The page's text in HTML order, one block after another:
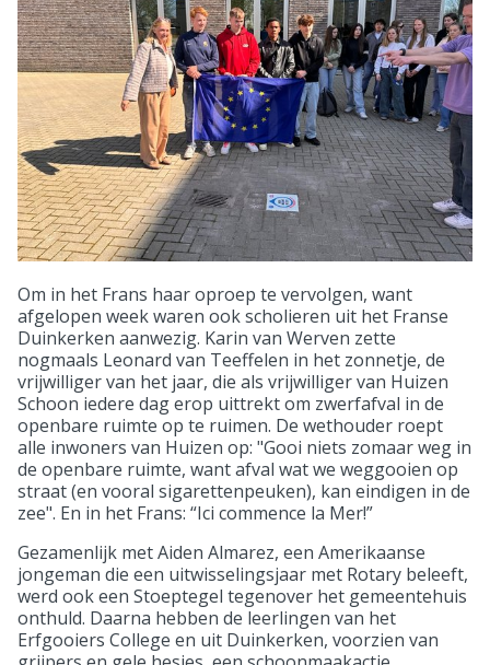
Om in het Frans haar oproep te vervolgen, want
afgelopen week waren ook scholieren uit het Franse
Duinkerken aanwezig. Karin van Werven zette
nogmaals Leonard van Teeffelen in het zonnetje, de
vrijwilliger van het jaar, die als vrijwilliger van Huizen
Schoon iedere dag erop uittrekt om zwerfafval in de
openbare ruimte op te ruimen. De wethouder roept
alle inwoners van Huizen op: "Gooi niets zomaar weg in
de openbare ruimte, want afval wat we weggooien op
straat (en vooral sigarettenpeuken), kan eindigen in de
zee". En in het Frans: “Ici commence la Mer!”
Gezamenlijk met Aiden Almarez, een Amerikaanse
jongeman die een uitwisselingsjaar met Rotary beleeft,
werd ook een Stoeptegel tegenover het gemeentehuis
onthuld. Daarna hebben de leerlingen van het
Erfgooiers College en uit Duinkerken, voorzien van